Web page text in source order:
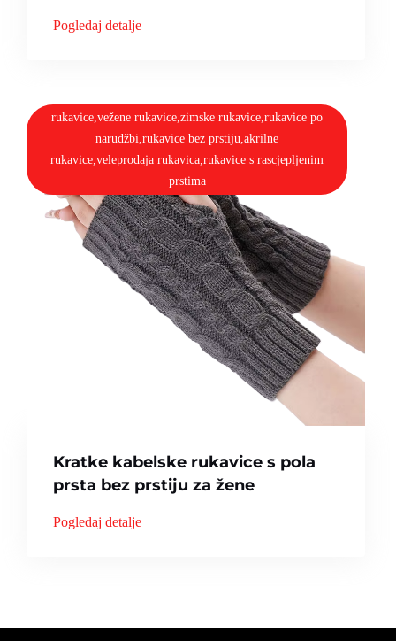
Pogledaj detalje
rukavice,vežene rukavice,zimske rukavice,rukavice po
narudžbi,rukavice bez prstiju,akrilne
rukavice,veleprodaja rukavica,rukavice s rascjepljenim
prstima
Kratke kabelske rukavice s pola
prsta bez prstiju za žene
Pogledaj detalje